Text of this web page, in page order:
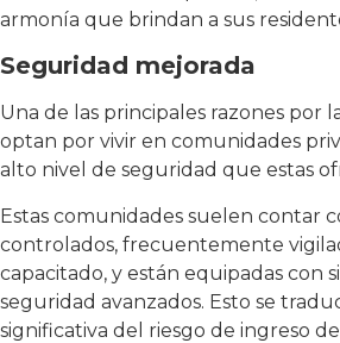
armonía que brindan a sus
Seguridad mejorada
Una de las principales razones por
optan por vivir en comunidades
alto nivel de seguridad que estas
Estas comunidades suelen contar
controlados, frecuentemente
capacitado, y están equipadas con
seguridad avanzados. Esto se
significativa del riesgo de ingreso